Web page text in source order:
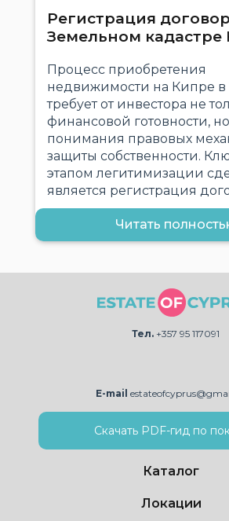
Регистрация
Земельном кадастре
Процесс приобретения
недвижимости на Кипре в
требует от инвестора не
финансовой готовности,
понимания правовых
защиты собственности.
этапом легитимизации
является регистрация
Читать
Тел. +357 95 117091
E-mail
Скачать PDF-гид по
Каталог
Локации